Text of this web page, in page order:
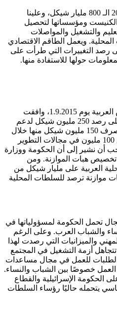
تتجاور ميزانية العامين 2015-2016 الـ 800 مليار شيكل، وعلينا
ومؤسساتها لتحصيل
والتشغيل والمواصلات
ويعمل الطاقم الاقتصادي
رصد التغييرات التي طرأت على
حولها للاستفادة منها.
بعد التهديد في إضراب المدارس العربية يوم 1.9.2015، وافقت
وزارة المالية ورئيس الحكومة على رصد 250 مليون شيكل لدعم
ميزانية السلطات المحلية، وتم صرف 150 مليون شيكل منها خلال
شهر أيلول الماضي وتم تخصيص 100 مليون في مجالات التطوير
أن نشير إلى أن الحكومة ووزارة
تخصيص هبات الموازنة. ومن
العربية على مليار شيكل من
موازنة ترصد للسلطات المحلية
تحمل الحكومة لمسؤولياتها في
والشباب العرب. وعلى الرغم
والميزانيات التي رصدت لهذا
تتجاهل أزمة التشغيل في المجتمع
للعمل في مجال مساعدات
خصوصًا بين الشباب والنساء.
الحكومة الإسرائيلية والقطاع
يتحمله حاليًا رؤساء السلطات